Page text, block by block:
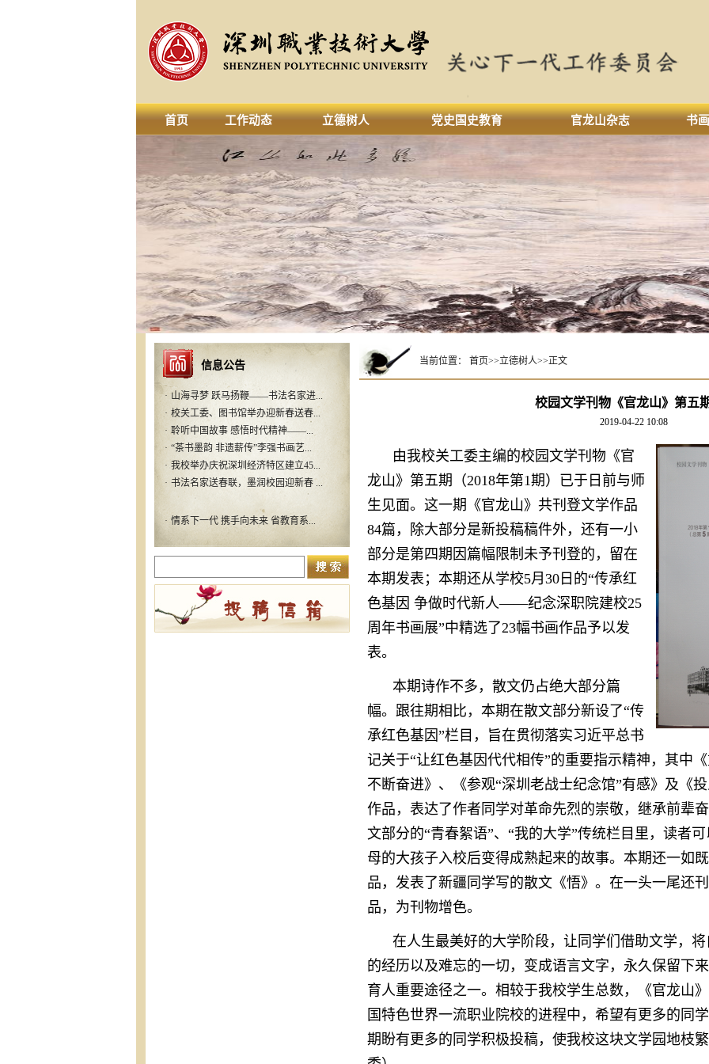
首页 工作动态 立德树人 党史国史教育 官龙山杂志 书
信息公告
· 情系下一代 携手向未来 省教育系...
·
山海寻梦 跃马扬鞭——书法名家进...
校关工委、图书馆举办迎新春送春...
聆听中国故事 感悟时代精神——...
“茶书墨韵 非遗薪传”李强书画艺...
我校举办庆祝深圳经济特区建立45...
书法名家送春联，墨润校园迎新春 ...
情系下一代 携手向未来 省教育系...
山海寻梦 跃马扬鞭——书法名家进...
校关工委、图书馆举办迎新春送春...
· 聆听中国故事 感悟时代精神——...
· “茶书墨韵 非遗薪传”李强书画艺...
我校举办庆祝深圳经济特区建立45...
· 书法名家送春联，墨润校园迎新春 ...
当前位置： 首页>>立德树人>>正文
校园文学刊物《官龙山》第五
2019-04-22 10:08
由我校关工委主编的校园文学刊物《官
龙山》第五期（2018年第1期）已于日前与师
生见面。这一期《官龙山》共刊登文学作品
84篇，除大部分是新投稿稿件外，还有一小
部分是第四期因篇幅限制未予刊登的，留在
本期发表；本期还从学校5月30日的“传承红
色基因 争做时代新人——纪念深职院建校25
周年书画展”中精选了23幅书画作品予以发
表。
本期诗作不多，散文仍占绝大部分篇
幅。跟往期相比，本期在散文部分新设了“传
承红色基因”栏目，旨在贯彻落实习近平总书
记关于“让红色基因代代相传”的重要指示精神，其中
不断奋进》、《参观“深圳老战士纪念馆”有感》及《
作品，表达了作者同学对革命先烈的崇敬，继承前辈
文部分的“青春絮语”、“我的大学”传统栏目里，读者
母的大孩子入校后变得成熟起来的故事。本期还一如
品，发表了新疆同学写的散文《悟》。在一头一尾还
品，为刊物增色。
在人生最美好的大学阶段，让同学们借助文学，
的经历以及难忘的一切，变成语言文字，永久保留下
育人重要途径之一。相较于我校学生总数，《官龙山
国特色世界一流职业院校的进程中，希望有更多的同
期盼有更多的同学积极投稿，使我校这块文学园地枝